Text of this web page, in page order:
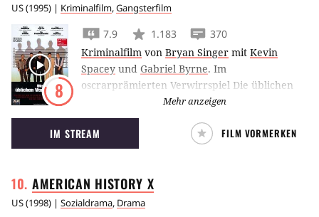
US(1995) | Kriminalfilm,Gangsterfilm
8
7.9 1.183
370
Kriminalfilm von Bryan Singer mit Kevin
Spacey und Gabriel Byrne. Im
oscrarprämierten Verwirrspiel Die üblichen
Verdächtigen wird eine Bande von Gangstern
vom legendären Keyser Soze zu einem Job
gezwungen. Bryan Singers Thriller beinhaltet
einen der bekanntesten Twists der
Mehr anzeigen
IM STREAM FILM VORMERKEN
AMERICAN HISTORY X
US(1998) | Sozialdrama, Drama